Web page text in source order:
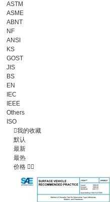
ASTM
ASME
ABNT
NF
ANSI
KS
GOST
JIS
BS
EN
IEC
IEEE
Others
ISO
我的收藏
默认
最新
最热
价格 